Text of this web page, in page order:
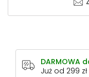
DARMOWA
Już od 299 zł